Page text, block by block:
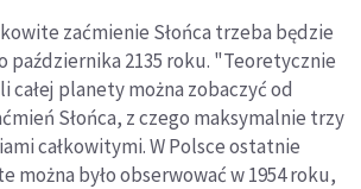
zaćmienie Słońca trzeba będzie
października 2135 roku. "Teoretycznie
całej planety można zobaczyć od
Słońca, z czego maksymalnie trzy
całkowitymi. W Polsce ostatnie
można było obserwować w 1954 roku,